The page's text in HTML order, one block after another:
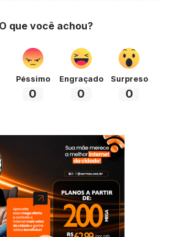
que você achou?
Péssimo
0
Engraçado
0
Surpreso
0